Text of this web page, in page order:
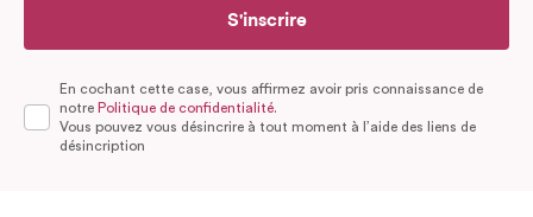
S'inscrire
En cochant cette case, vous affirmez avoir pris connaissance de
notre Politique de confidentialité.
Vous pouvez vous désincrire à tout moment à l’aide des liens de
désincription